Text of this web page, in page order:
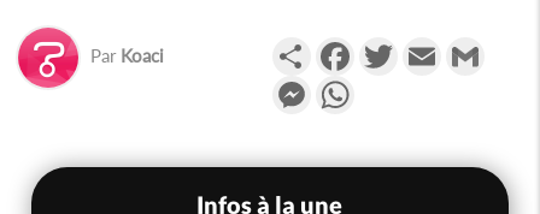
Par Koaci PartagerFacebookTwitterEmail
Messenger
Infos à la une